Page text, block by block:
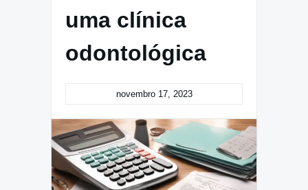
uma clínica
odontológica
novembro 17, 2023